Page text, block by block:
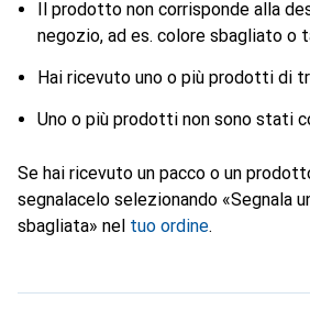
Il prodotto non corrisponde alla
negozio, ad es. colore sbagliato o
Hai ricevuto uno o più prodotti di
Uno o più prodotti non sono stati
Se hai ricevuto un pacco o un
segnalacelo selezionando «Segnala
sbagliata» nel tuo ordine.